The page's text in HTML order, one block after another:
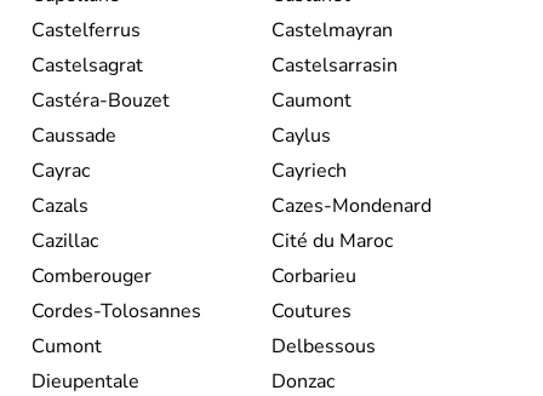
Castelferrus
Castelmayran
Castelsagrat
Castelsarrasin
Castéra-Bouzet
Caumont
Caussade
Caylus
Cayrac
Cayriech
Cazals
Cazes-Mondenard
Cazillac
Cité du Maroc
Comberouger
Corbarieu
Cordes-Tolosannes
Coutures
Cumont
Delbessous
Dieupentale
Donzac